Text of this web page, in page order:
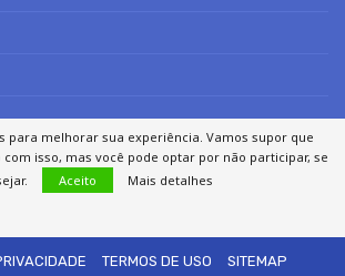
TERMOS DE USO SITEMAP
para melhorar sua experiência. Vamos supor que
isso, mas você pode optar por não participar, se
Aceito Mais detalhes